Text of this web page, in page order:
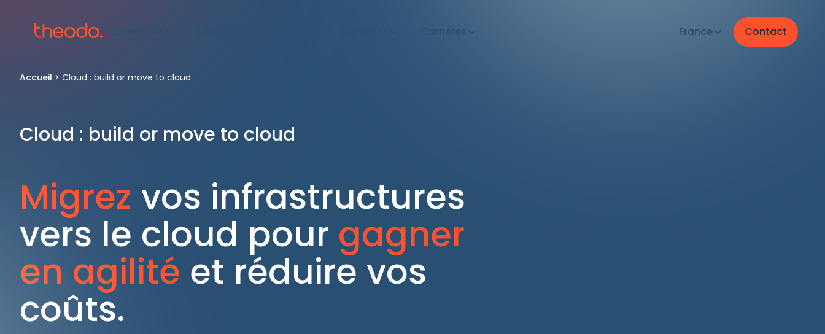
Expertises France Contact
Accueil > Cloud : build or move to cloud
Cloud : build or move to cloud
Migrez vos infrastructures
vers le cloud pour gagner
en agilité et réduire vos
coûts.